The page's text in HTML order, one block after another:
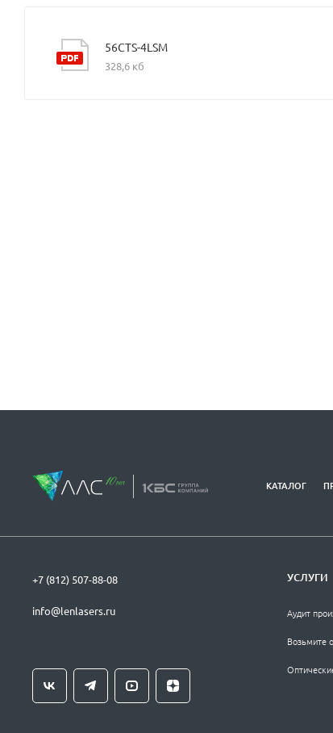
56CTS-4LSM
328,6 кб
КАТАЛОГ
+7 (812) 507-88-08
info@lenlasers.ru
УСЛУГИ
Аудит
Возьмите